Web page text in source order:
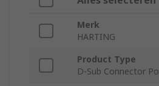
Merk
HARTING
Product Type
D-Sub Connector